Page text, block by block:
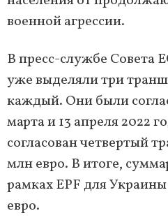
военной агрессии.
В пресс-службе Совета
уже выделяли три
каждый. Они были
марта и 13 апреля 2022
согласован четвертый
млн евро. В итоге,
рамках EPF для
евро.